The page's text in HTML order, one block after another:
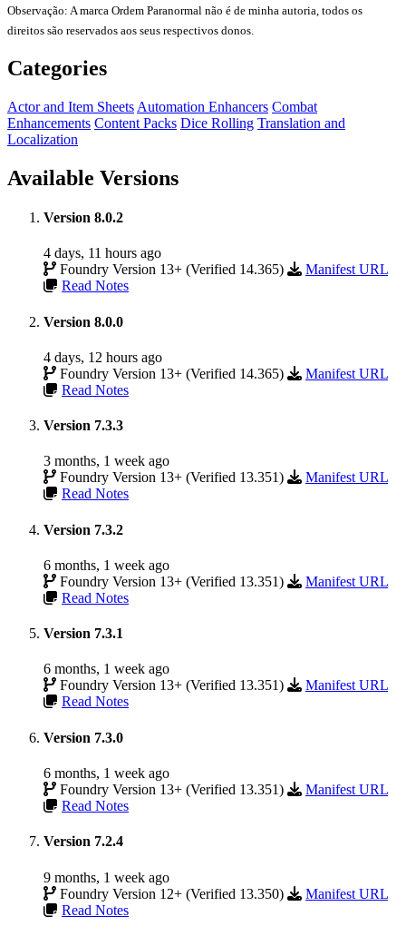
Observação: A marca Ordem Paranormal não é de minha autoria, todos os
direitos são reservados aos seus respectivos donos.
Categories
Actor and Item Sheets Automation Enhancers Combat
Enhancements Content Packs Dice Rolling Translation and
Localization
Available Versions
Version 8.0.2
4 days, 11 hours ago
Foundry Version 13+ (Verified 14.365)
Manifest URL
Read Notes
Version 8.0.0
4 days, 12 hours ago
Foundry Version 13+ (Verified 14.365)
Manifest URL
Read Notes
Version 7.3.3
3 months, 1 week ago
Foundry Version 13+ (Verified 13.351)
Manifest URL
Read Notes
Version 7.3.2
6 months, 1 week ago
Foundry Version 13+ (Verified 13.351)
Manifest URL
Read Notes
Version 7.3.1
6 months, 1 week ago
Foundry Version 13+ (Verified 13.351)
Manifest URL
Read Notes
Version 7.3.0
6 months, 1 week ago
Foundry Version 13+ (Verified 13.351)
Manifest URL
Read Notes
Version 7.2.4
9 months, 1 week ago
Foundry Version 12+ (Verified 13.350)
Manifest URL
Read Notes